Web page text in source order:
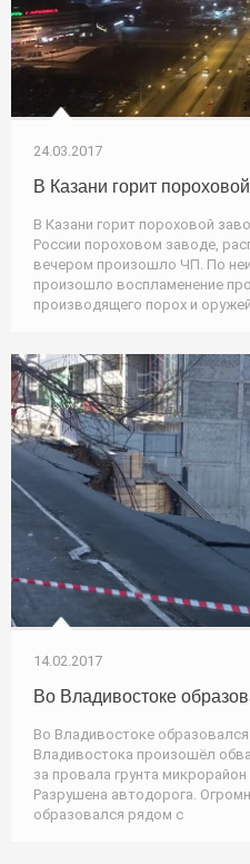
24.03.2017
В Казани горит
В Казани горит пороховой
России пороховом заводе,
вечером произошло ЧП. По
произошло воспламенение
производящего порох и
14.02.2017
Во Владивостоке
Во Владивостоке
Владивостока произошёл
за провала грунта
Разрушена автодорога.
образовался рядом с